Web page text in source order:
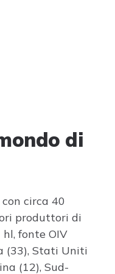
di
circa 40
produttori di
fonte OIV
(33), Stati Uniti
(12), Sud-